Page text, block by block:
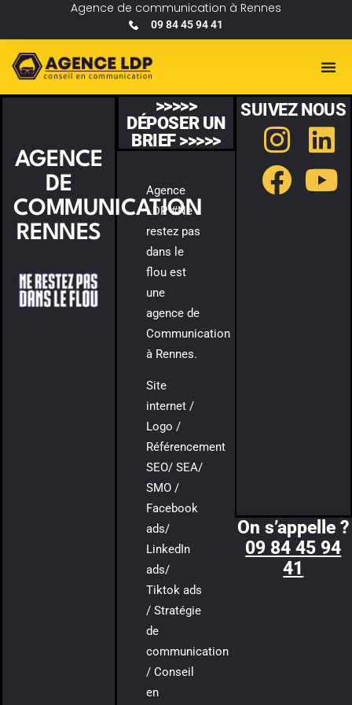
Agence de communication à Rennes
09 84 45 94 41
AGENCE
DE
COMMUNICATION
RENNES
>>>>>
DÉPOSER UN
BRIEF >>>>>
Agence
LDP #Ne
restez pas
dans le
flou est
une
agence de
Communication
à Rennes.
Site
internet /
Logo /
Référencement
SEO/ SEA/
SMO /
Facebook
ads/
LinkedIn
ads/
Tiktok ads
/ Stratégie
de
communication
/ Conseil
en
SUIVEZ NOUS
On s’appelle ?
09 84 45 94
41